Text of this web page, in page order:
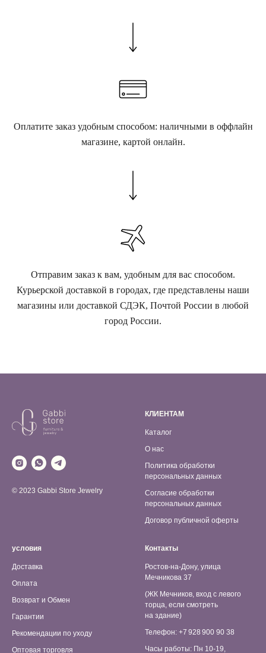
Оплатите заказ удобным способом: наличными в оффлайн
магазине, картой онлайн.
Отправим заказ к вам, удобным для вас способом.
Курьерской доставкой в городах, где представлены наши
магазины или доставкой СДЭК, Почтой России в любой
город России.
© 2023 Gabbi Store Jewelry
КЛИЕНТАМ
Каталог
О нас
Политика обработки
персональных данных
Согласие обработки
персональных данных
Договор публичной оферты
условия
Доставка
Оплата
Возврат и Обмен
Гарантии
Рекомендации по уходу
Оптовая торговля
Контакты
Ростов-на-Дону, улица
Мечникова 37
(ЖК Мечников, вход с левого
торца, если смотреть
на здание)
Телефон: +7 928 900 90 38
Часы работы: Пн 10-19,